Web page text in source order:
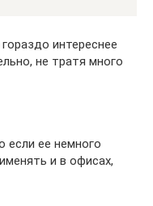
интереснее
не тратя много
если ее немного
и в офисах,